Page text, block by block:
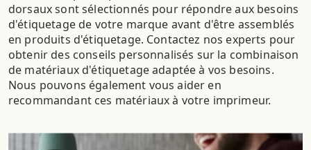
dorsaux sont sélectionnés pour répondre aux besoins
d'étiquetage de votre marque avant d'être assemblés
en produits d'étiquetage. Contactez nos experts pour
obtenir des conseils personnalisés sur la combinaison
de matériaux d'étiquetage adaptée à vos besoins.
Nous pouvons également vous aider en
recommandant ces matériaux à votre imprimeur.